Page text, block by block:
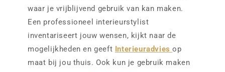
waar je vrijblijvend gebruik van kan maken.
Een professioneel interieurstylist
inventariseert jouw wensen, kijkt naar de
mogelijkheden en geeft Interieuradviesop
maat bij jou thuis. Ook kun je gebruik maken